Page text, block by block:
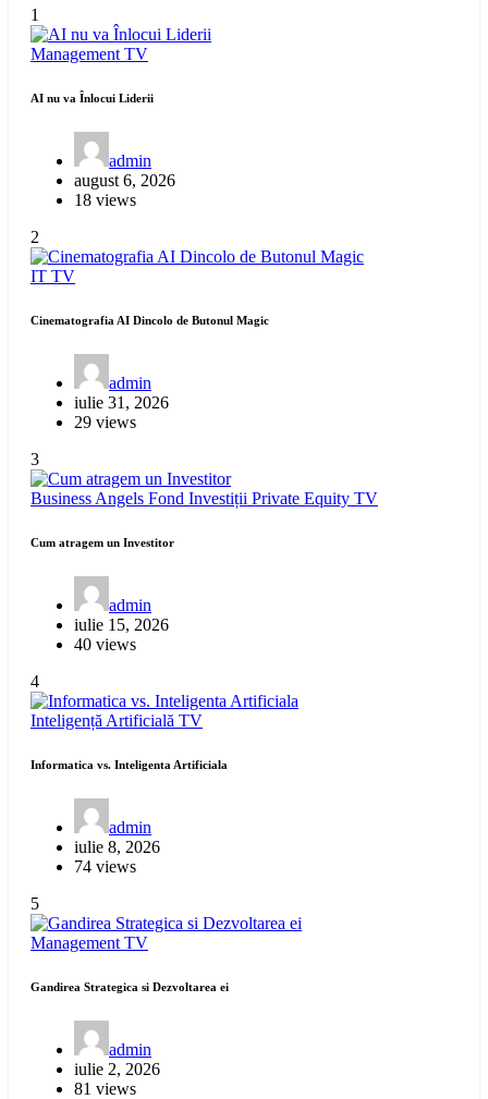
1
Management TV
AI nu va Înlocui Liderii
admin
august 6, 2026
18 views
2
IT TV
Cinematografia AI Dincolo de Butonul Magic
admin
iulie 31, 2026
29 views
3
Business Angels Fond Investiții Private Equity TV
Cum atragem un Investitor
admin
iulie 15, 2026
40 views
4
Inteligență Artificială TV
Informatica vs. Inteligenta Artificiala
admin
iulie 8, 2026
74 views
5
Management TV
Gandirea Strategica si Dezvoltarea ei
admin
iulie 2, 2026
81 views